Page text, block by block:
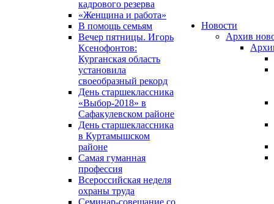
кадрового резерва
«Женщина и работа»
В помощь семьям
Вечер пятницы. Игорь
Ксенофонтов:
Курганская область
установила
своеобразный рекорд
День старшеклассника
«Выбор-2018» в
Сафакулевском районе
День старшеклассника
в Куртамышском
районе
Самая гуманная
профессия
Всероссийская неделя
охраны труда
Семинар-совещание со
Новости
Архив